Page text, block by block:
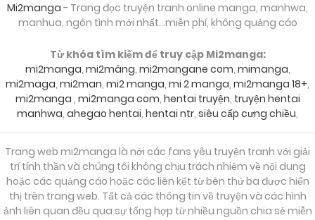
Mi2manga - Trang đọc truyện tranh online manga, manhwa,
manhua, ngôn tình mới nhất...miễn phí, không quảng cáo
Từ khóa tìm kiếm để truy cập Mi2manga:
mi2manga, mi2mâng, mi2mangane com, mimanga,
mi2maga, mi2man, mi2 manga, mi 2 manga, mi2manga 18+,
mi2manga , mi2manga com, hentai truyện, truyện hentai
manhwa, ahegao hentai, hentai ntr, siêu cấp cưng chiều,
Trang web mi2manga là nới các fans yêu truyện tranh với giải
trí tính thần và chúng tôi không chịu trách nhiệm về nội dung
hoặc các quảng cáo hoặc các liên kết từ bên thứ ba được hiển
thị trên trang web. Tất cả các thông tin về truyện và các hình
ảnh liên quan đều qua sự tổng hợp từ nhiều nguồn chia sẻ miễn